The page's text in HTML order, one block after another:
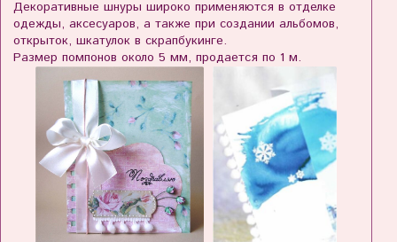
Декоративные шнуры широко применяются в отделке
одежды, аксесуаров, а также при создании альбомов,
открыток, шкатулок в скрапбукинге.
Размер помпонов около 5 мм, продается по 1 м.